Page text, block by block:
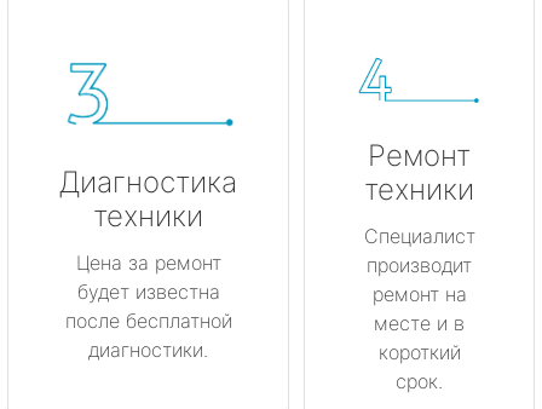
Диагностика
техники
Цена за ремонт
будет известна
после бесплатной
диагностики.
Ремонт
техники
Специалист
производит
ремонт на
месте и в
короткий
срок.